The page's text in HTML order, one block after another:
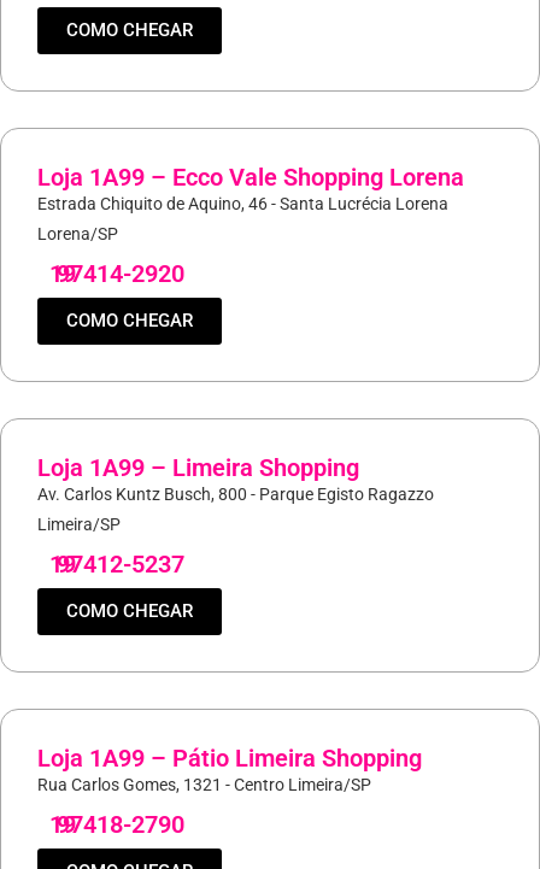
COMO CHEGAR
Loja 1A99 – Ecco Vale Shopping Lorena
Estrada Chiquito de Aquino, 46 - Santa Lucrécia Lorena
Lorena/SP
19
97414-2920
COMO CHEGAR
Loja 1A99 – Limeira Shopping
Av. Carlos Kuntz Busch, 800 - Parque Egisto Ragazzo
Limeira/SP
19
97412-5237
COMO CHEGAR
Loja 1A99 – Pátio Limeira Shopping
Rua Carlos Gomes, 1321 - Centro Limeira/SP
19
97418-2790